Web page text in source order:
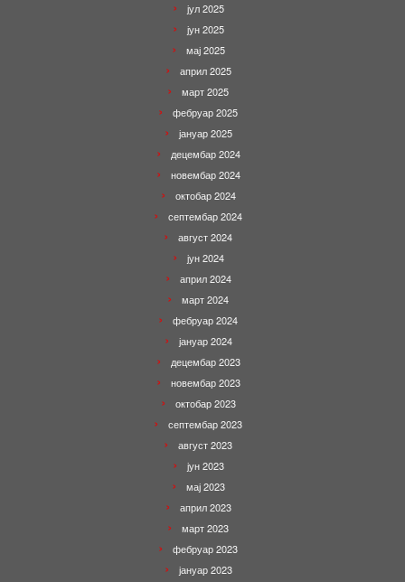
јул 2025
јун 2025
мај 2025
април 2025
март 2025
фебруар 2025
јануар 2025
децембар 2024
новембар 2024
октобар 2024
септембар 2024
август 2024
јун 2024
април 2024
март 2024
фебруар 2024
јануар 2024
децембар 2023
новембар 2023
октобар 2023
септембар 2023
август 2023
јун 2023
мај 2023
април 2023
март 2023
фебруар 2023
јануар 2023